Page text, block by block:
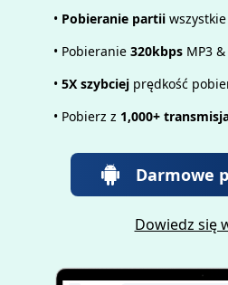
• Pobieranie partii
• Pobieranie 320kbps MP3 &
• 5X szybciej prędkość
• Pobierz z 1,000+
Darmowe
Dowiedz się